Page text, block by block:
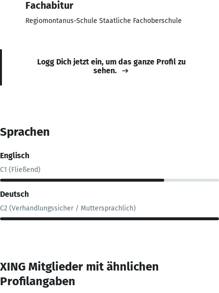
Fachabitur
Regiomontanus-Schule Staatliche Fachoberschule
Logg Dich jetzt ein, um das ganze Profil zu
sehen.
Sprachen
Englisch
C1 (Fließend)
Deutsch
C2 (Verhandlungssicher / Muttersprachlich)
XING Mitglieder mit ähnlichen
Profilangaben